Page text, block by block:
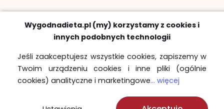
Metody płatności:
Strefy bezpłatnych dostaw
Sprawdź
Wygodnadieta.pl (my) korzystamy z cookies i
innych podobnych technologii
Jeśli zaakceptujesz wszystkie cookies, zapiszemy w
Twoim urządzeniu cookies i inne pliki (ogólnie
cookies) analityczne i marketingowe... więcej